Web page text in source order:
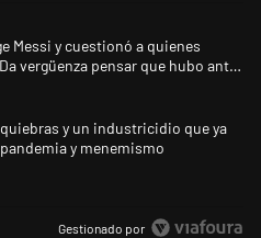
con más comentarios en los últimos
"Milei despidió a Jorge Messi y
Messi y cuestionó a quienes
vergüenza pensar que hubo anti-
"Récord histórico de quiebras y
y un industricidio que ya
y menemismo
Gestionado por